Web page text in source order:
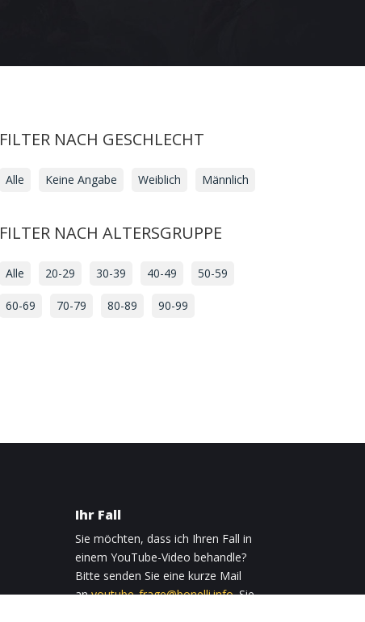
FILTER NACH GESCHLECHT
Alle Keine Angabe Weiblich Männlich
FILTER NACH ALTERSGRUPPE
Alle 20-29 30-39 40-49 50-59
60-69 70-79 80-89 90-99
Ihr Fall
Sie möchten, dass ich Ihren Fall in
einem YouTube-Video behandle?
Bitte senden Sie eine kurze Mail
anyoutube_frage@bonelli.info. Sie